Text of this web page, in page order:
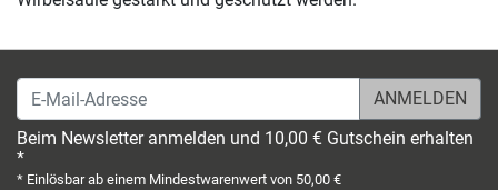
E-Mail-Adresse
Beim Newsletter anmelden und 10,00 € Gutschein erhalten
*
* Einlösbar ab einem Mindestwarenwert von 50,00 €